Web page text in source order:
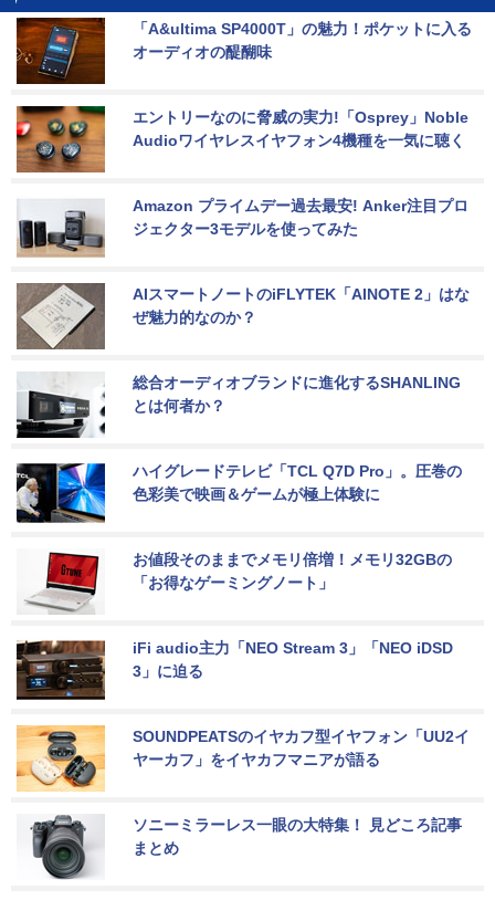
「A&ultima SP4000T」の魅力！ポケットに入る
オーディオの醍醐味
エントリーなのに脅威の実力!「Osprey」Noble
Audioワイヤレスイヤフォン4機種を一気に聴く
Amazon プライムデー過去最安! Anker注目プロ
ジェクター3モデルを使ってみた
AIスマートノートのiFLYTEK「AINOTE 2」はな
ぜ魅力的なのか？
総合オーディオブランドに進化するSHANLING
とは何者か？
ハイグレードテレビ「TCL Q7D Pro」。圧巻の
色彩美で映画＆ゲームが極上体験に
お値段そのままでメモリ倍増！メモリ32GBの
「お得なゲーミングノート」
iFi audio主力「NEO Stream 3」「NEO iDSD
3」に迫る
SOUNDPEATSのイヤカフ型イヤフォン「UU2イ
ヤーカフ」をイヤカフマニアが語る
ソニーミラーレス一眼の大特集！ 見どころ記事
まとめ